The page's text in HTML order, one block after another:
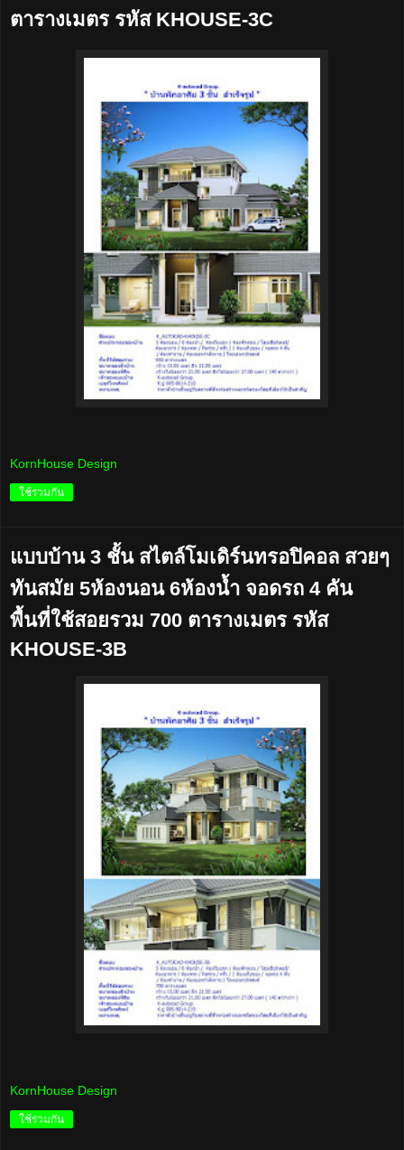
ตารางเมตร รหัส KHOUSE-3C
KornHouse Design
ใช้ร่วมกัน
แบบบ้าน 3 ชั้น สไตล์โมเดิร์นทรอปิคอล สวยๆ
ทันสมัย 5ห้องนอน 6ห้องน้ำ จอดรถ 4 คัน
พื้นที่ใช้สอยรวม 700 ตารางเมตร รหัส
KHOUSE-3B
KornHouse Design
ใช้ร่วมกัน